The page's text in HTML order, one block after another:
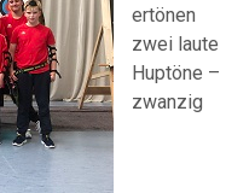
ertönen
zwei laute
Huptöne –
zwanzig